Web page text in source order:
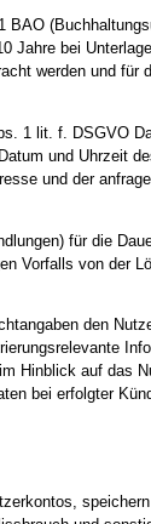
bei
werden und
1 lit. f. DSGVO
und Uhrzeit
und der
für die
Vorfalls von der
den
Hinblick auf das
bei erfolgter